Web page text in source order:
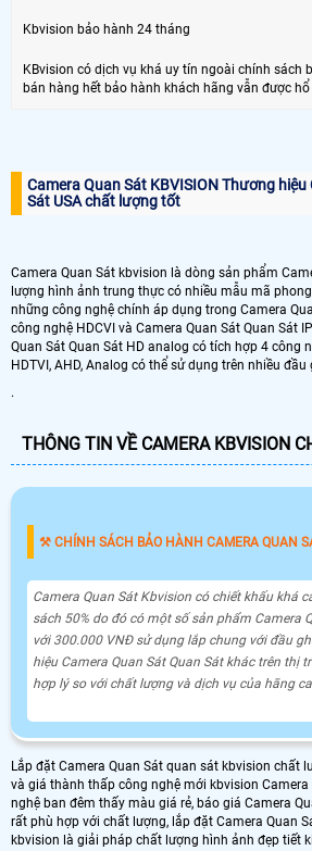
Kbvision bảo hành 24 tháng
KBvision có dịch vụ khá uy tín ngoài chính sách
bán hàng hết bảo hành khách hãng vẫn được
Camera Quan Sát KBVISION Thương
Sát USA chất lượng tốt
Camera Quan Sát kbvision là dòng sản phẩm
lượng hình ảnh trung thực có nhiều mẫu mã
những công nghệ chính áp dụng trong Camera
công nghệ HDCVI và Camera Quan Sát Quan Sát
Quan Sát Quan Sát HD analog có tích hợp 4 công
HDTVI, AHD, Analog có thể sử dụng trên nhiều
.
THÔNG TIN VỀ CAMERA KBVISION
⚒ CHÍNH SÁCH BẢO HÀNH CAMERA QUAN
Camera Quan Sát Kbvision có chiết khấu khá
sách 50% do đó có một số sản phẩm Camera
với 300.000 VNĐ sử dụng lắp chung với đầu
hiệu Camera Quan Sát Quan Sát khác trên thị
hợp lý so với chất lượng và dịch vụ của hãng
Lắp đặt Camera Quan Sát quan sát kbvision chất
và giá thành thấp công nghệ mới kbvision Camera
nghệ ban đêm thấy màu giá rẻ, báo giá Camera
rất phù hợp với chất lượng, lắp đặt Camera Quan
kbvision là giải pháp chất lượng hình ảnh đẹp tiết